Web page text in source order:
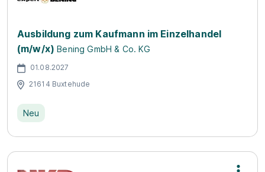
Ausbildung zum Kaufmann im Einzelhandel
(m/w/x) Bening GmbH & Co. KG
01.08.2027
21614 Buxtehude
Neu